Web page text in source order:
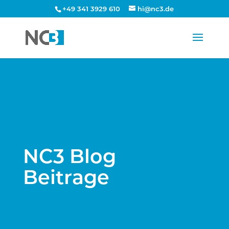
+49 341 3929 610 hi@nc3.de
NC3 Blog
Beitrage